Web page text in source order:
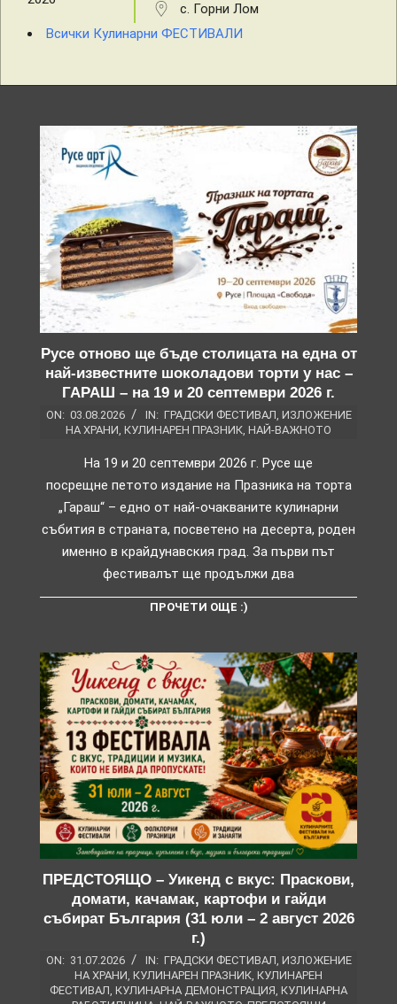
с. Горни Лом
Всички Кулинарни ФЕСТИВАЛИ
Русе отново ще бъде столицата на една от
най-известните шоколадови торти у нас –
ГАРАШ – на 19 и 20 септември 2026 г.
ON: 03.08.2026 IN: ГРАДСКИ ФЕСТИВАЛ ИЗЛОЖЕНИЕ
НА ХРАНИ КУЛИНАРЕН ПРАЗНИК НАЙ-ВАЖНОТО
На 19 и 20 септември 2026 г. Русе ще
посрещне петото издание на Празника на торта
„Гараш“ – едно от най-очакваните кулинарни
събития в страната, посветено на десерта, роден
именно в крайдунавския град. За първи път
фестивалът ще продължи два
ПРОЧЕТИ ОЩЕ :)
ПРЕДСТОЯЩО – Уикенд с вкус: Праскови,
домати, качамак, картофи и гайди
събират България (31 юли – 2 август 2026
г.)
ON: 31.07.2026 IN: ГРАДСКИ ФЕСТИВАЛ, ИЗЛОЖЕНИЕ
НА ХРАНИ, КУЛИНАРЕН ПРАЗНИК, КУЛИНАРЕН
ФЕСТИВАЛ, КУЛИНАРНА ДЕМОНСТРАЦИЯ, КУЛИНАРНА